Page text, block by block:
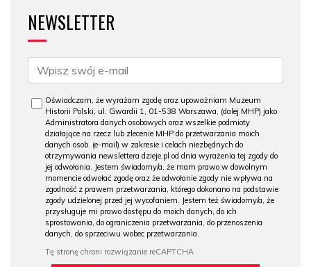
NEWSLETTER
Oświadczam, że wyrażam zgodę oraz upoważniam Muzeum
Historii Polski, ul. Gwardii 1, 01-538 Warszawa, (dalej MHP) jako
Administratora danych osobowych oraz wszelkie podmioty
działające na rzecz lub zlecenie MHP do przetwarzania moich
danych osob. (e-mail) w zakresie i celach niezbędnych do
otrzymywania newslettera dzieje.pl od dnia wyrażenia tej zgody do
jej odwołania. Jestem świadomy/a, że mam prawo w dowolnym
momencie odwołać zgodę oraz że odwołanie zgody nie wpływa na
zgodność z prawem przetwarzania, którego dokonano na podstawie
zgody udzielonej przed jej wycofaniem. Jestem też świadomy/a, że
przysługuje mi prawo dostępu do moich danych, do ich
sprostowania, do ograniczenia przetwarzania, do przenoszenia
danych, do sprzeciwu wobec przetwarzania.